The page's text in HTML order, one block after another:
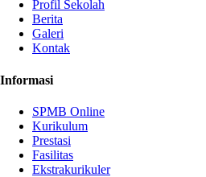
Profil Sekolah
Berita
Galeri
Kontak
Informasi
SPMB Online
Kurikulum
Prestasi
Fasilitas
Ekstrakurikuler